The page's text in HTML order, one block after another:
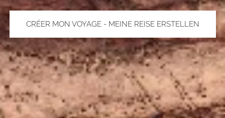
CRÉER MON VOYAGE - MEINE REISE ERSTELLEN